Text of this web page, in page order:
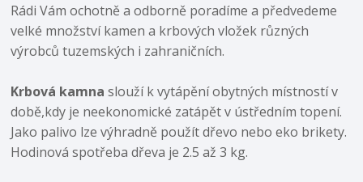
Rádi Vám ochotně a odborně poradíme a předvedeme
velké množství kamen a krbových vložek různých
výrobců tuzemských i zahraničních.
Krbová kamna slouží k vytápění obytných místností v
době,kdy je neekonomické zatápět v ústředním topení.
Jako palivo lze výhradně použít dřevo nebo eko brikety.
Hodinová spotřeba dřeva je 2.5 až 3 kg.